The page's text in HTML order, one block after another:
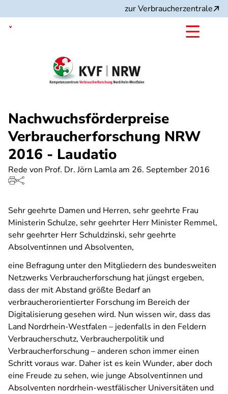
zum
Inhalt
zur Verbraucherzentrale
Nachwuchsförderpreise
Verbraucherforschung NRW
2016 - Laudatio
Rede von Prof. Dr. Jörn Lamla am 26. September 2016
Sehr geehrte Damen und Herren, sehr geehrte Frau
Ministerin Schulze, sehr geehrter Herr Minister Remmel,
sehr geehrter Herr Schuldzinski, sehr geehrte
Absolventinnen und Absolventen,
eine Befragung unter den Mitgliedern des bundesweiten
Netzwerks Verbraucherforschung hat jüngst ergeben,
dass der mit Abstand größte Bedarf an
verbraucherorientierter Forschung im Bereich der
Digitalisierung gesehen wird. Nun wissen wir, dass das
Land Nordrhein-Westfalen – jedenfalls in den Feldern
Verbraucherschutz, Verbraucherpolitik und
Verbraucherforschung – anderen schon immer einen
Schritt voraus war. Daher ist es kein Wunder, aber doch
eine Freude zu sehen, wie junge Absolventinnen und
Absolventen nordrhein-westfälischer Universitäten und